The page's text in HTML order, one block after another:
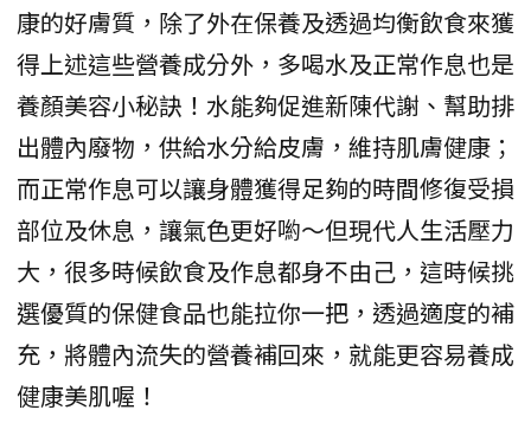
康的好膚質，除了外在保養及透過均衡飲食來獲
得上述這些營養成分外，多喝水及正常作息也是
養顏美容小秘訣！水能夠促進新陳代謝、幫助排
出體內廢物，供給水分給皮膚，維持肌膚健康；
而正常作息可以讓身體獲得足夠的時間修復受損
部位及休息，讓氣色更好喲～但現代人生活壓力
大，很多時候飲食及作息都身不由己，這時候挑
選優質的保健食品也能拉你一把，透過適度的補
充，將體內流失的營養補回來，就能更容易養成
健康美肌喔！